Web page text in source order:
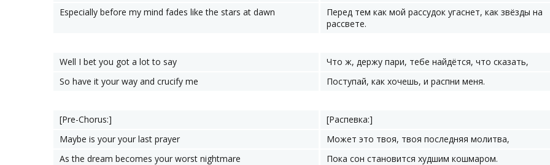
Especially before my mind fades like the stars at dawn
Перед тем как мой рассудок угаснет, как звёзды на
рассвете.
Well I bet you got a lot to say
Что ж, держу пари, тебе найдётся, что сказать,
So have it your way and crucify me
Поступай, как хочешь, и распни меня.
[Pre-Chorus:]
[Распевка:]
Maybe is your your last prayer
Может это твоя, твоя последняя молитва,
As the dream becomes your worst nightmare
Пока сон становится худшим кошмаром.